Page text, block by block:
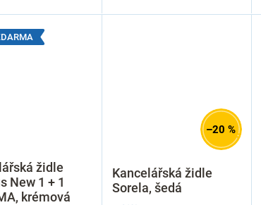
židle
New 1 + 1
krémová
–20 %
Kancelářská židle
Sorela, šedá